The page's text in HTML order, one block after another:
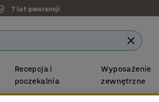
7 lat gwarancji
Recepcja i
poczekalnia
Wyposażenie
zewnętrzne